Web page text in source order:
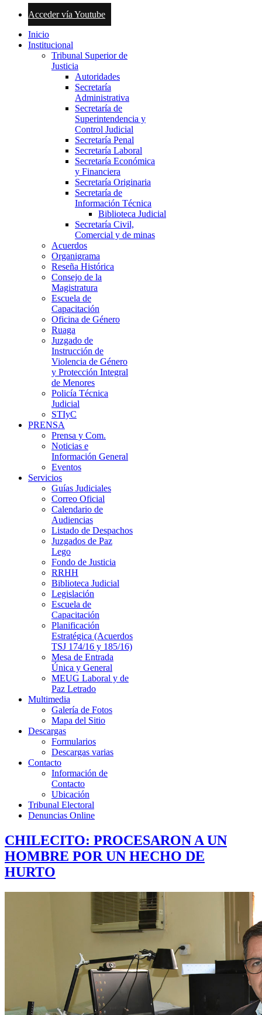
Acceder vía Youtube
Inicio
Institucional
Tribunal Superior de
Justicia
Autoridades
Secretaría
Administrativa
Secretaría de
Superintendencia y
Control Judicial
Secretaría Penal
Secretaría Laboral
Secretaría Económica
y Financiera
Secretaría Originaria
Secretaría de
Información Técnica
Biblioteca Judicial
Secretaría Civil,
Comercial y de minas
Acuerdos
Organigrama
Reseña Histórica
Consejo de la
Magistratura
Escuela de
Capacitación
Oficina de Género
Ruaga
Juzgado de
Instrucción de
Violencia de Género
y Protección Integral
de Menores
Policía Técnica
Judicial
STIyC
PRENSA
Prensa y Com.
Noticias e
Información General
Eventos
Servicios
Guías Judiciales
Correo Oficial
Calendario de
Audiencias
Listado de Despachos
Juzgados de Paz
Lego
Fondo de Justicia
RRHH
Biblioteca Judicial
Legislación
Escuela de
Capacitación
Planificación
Estratégica (Acuerdos
TSJ 174/16 y 185/16)
Mesa de Entrada
Única y General
MEUG Laboral y de
Paz Letrado
Multimedia
Galería de Fotos
Mapa del Sitio
Descargas
Formularios
Descargas varias
Contacto
Información de
Contacto
Ubicación
Tribunal Electoral
Denuncias Online
CHILECITO: PROCESARON A UN
HOMBRE POR UN HECHO DE
HURTO